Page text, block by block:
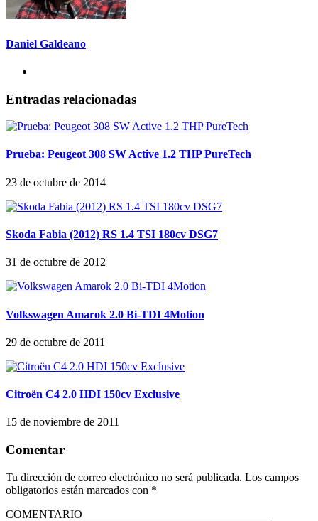
Daniel Galdeano
Entradas relacionadas
Prueba: Peugeot 308 SW Active 1.2 THP PureTech
23 de octubre de 2014
Skoda Fabia (2012) RS 1.4 TSI 180cv DSG7
31 de octubre de 2012
Volkswagen Amarok 2.0 Bi-TDI 4Motion
29 de octubre de 2011
Citroën C4 2.0 HDI 150cv Exclusive
15 de noviembre de 2011
Comentar
Tu dirección de correo electrónico no será publicada. Los campos
obligatorios están marcados con *
COMENTARIO